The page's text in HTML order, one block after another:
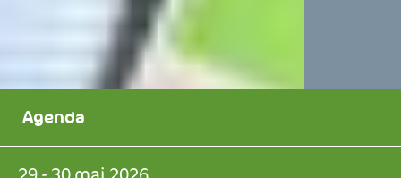
Agenda